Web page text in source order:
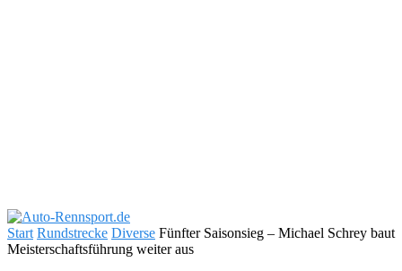
Start Rundstrecke Diverse Fünfter Saisonsieg – Michael Schrey baut
Meisterschaftsführung weiter aus